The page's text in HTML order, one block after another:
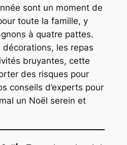
sont un moment de
toute la famille, y
à quatre pattes.
les repas
bruyantes, cette
des risques pour
conseils d’experts pour
un Noël serein et